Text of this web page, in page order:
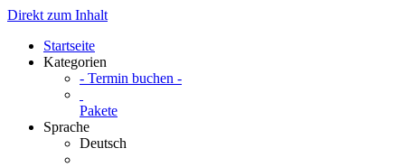
Direkt zum Inhalt
Startseite
Kategorien
- Termin buchen -
Pakete
Sprache
Deutsch